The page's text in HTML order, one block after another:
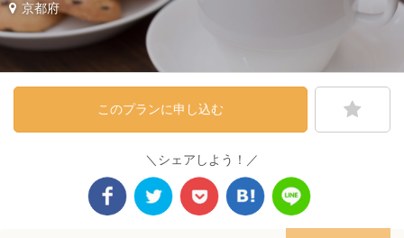
京都府
このプランに申し込む
＼シェアしよう！／